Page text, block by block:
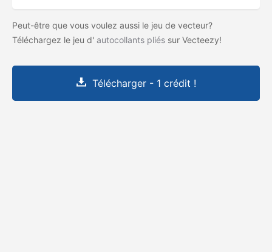
Peut-être que vous voulez aussi le jeu de vecteur?
Téléchargez le jeu d' autocollants pliés sur Vecteezy!
Télécharger - 1 crédit !